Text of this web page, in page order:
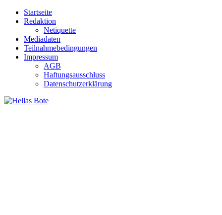
Zum
Inhalt
Startseite
Redaktion
Netiquette
Mediadaten
Teilnahmebedingungen
Impressum
AGB
Haftungsausschluss
Datenschutzerklärung